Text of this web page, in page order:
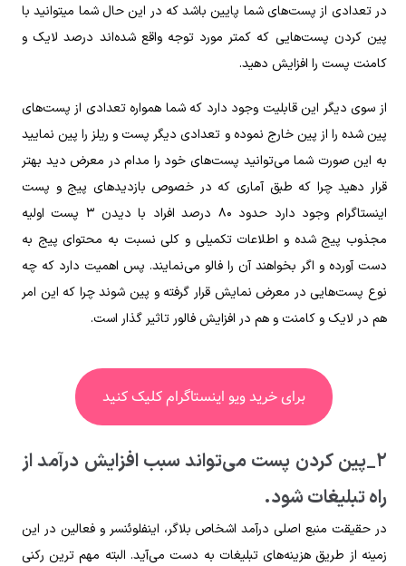
در تعدادی از پست‌های شما پایین باشد که در این حال شما میتوانید با
پین کردن پست‌هایی که کمتر مورد توجه واقع شده‌اند درصد لایک و
کامنت پست را افزایش دهید.
از سوی دیگر این قابلیت وجود دارد که شما همواره تعدادی از پست‌های
پین شده را از پین خارج نموده و تعدادی دیگر پست و ریلز را پین نمایید
به این صورت شما می‌توانید پست‌های خود را مدام در معرض دید بهتر
قرار دهید چرا که طبق آماری که در خصوص بازدید‌های پیج و پست
اینستاگرام وجود دارد حدود ۸۰ درصد افراد با دیدن ۳ پست اولیه
مجذوب پیج شده و اطلاعات تکمیلی و کلی نسبت به محتوای پیج به
دست آورده و اگر بخواهند آن را فالو می‌نمایند. پس اهمیت دارد که چه
نوع پست‌هایی در معرض نمایش قرار گرفته و پین شوند چرا که این امر
هم در لایک و کامنت و هم در افزایش فالور تاثیر گذار است.
برای خرید ویو اینستاگرام کلیک کنید
۲_پین کردن پست می‌تواند سبب افزایش درآمد از
راه تبلیغات شود.
در حقیقت منبع اصلی درآمد اشخاص بلاگر، اینفلوئنسر و فعالین در این
زمینه از طریق هزینه‌های تبلیغات به دست می‌آید. البته مهم ترین رکنی